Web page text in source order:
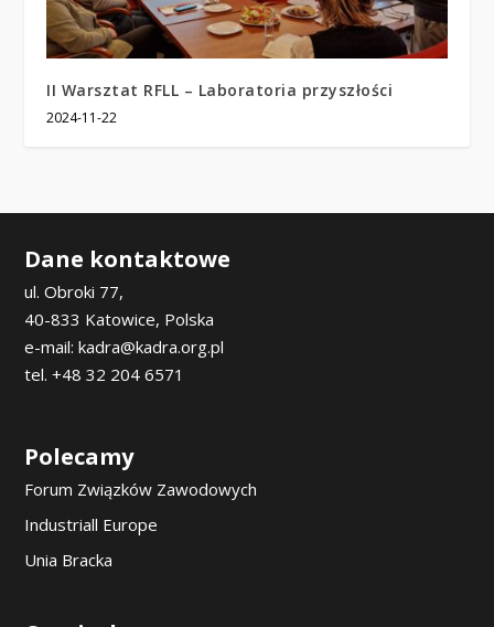
II Warsztat RFLL – Laboratoria przyszłości
2024-11-22
Dane kontaktowe
ul. Obroki 77,
40-833 Katowice, Polska
e-mail: kadra@kadra.org.pl
tel. +48 32 204 6571
Polecamy
Forum Związków Zawodowych
Industriall Europe
Unia Bracka